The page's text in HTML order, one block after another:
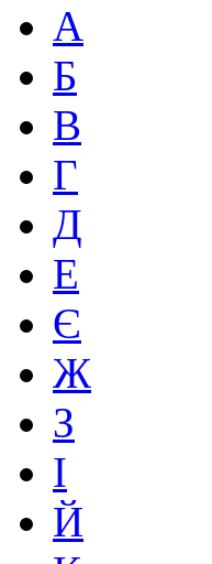
А
Б
В
Г
Д
Е
Є
Ж
З
І
Й